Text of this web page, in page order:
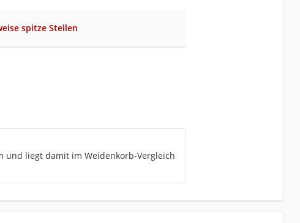
spitze Stellen
und liegt damit im Weidenkorb-Vergleich